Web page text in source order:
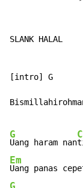
SLANK HALAL
[intro] G
G
Uang haram nan
C
Em
Uang panas